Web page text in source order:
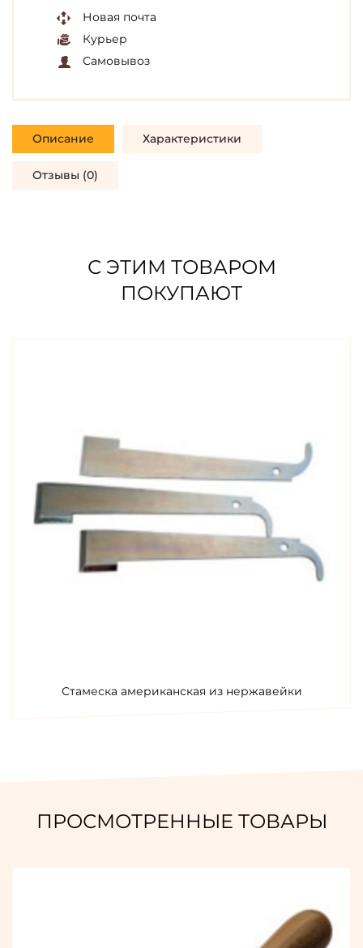
Новая почта
Курьер
Самовывоз
Описание Характеристики
Отзывы (0)
С ЭТИМ ТОВАРОМ
ПОКУПАЮТ
Стамеска американская из нержавейки
ПРОСМОТРЕННЫЕ ТОВАРЫ